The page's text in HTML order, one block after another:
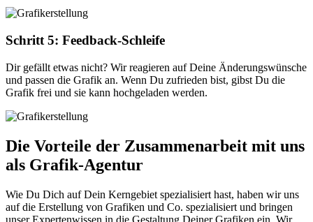
Schritt 5: Feedback-Schleife
Dir gefällt etwas nicht? Wir reagieren auf Deine Änderungswünsche
und passen die Grafik an. Wenn Du zufrieden bist, gibst Du die
Grafik frei und sie kann hochgeladen werden.
Die Vorteile der Zusammenarbeit mit uns
als Grafik-Agentur
Wie Du Dich auf Dein Kerngebiet spezialisiert hast, haben wir uns
auf die Erstellung von Grafiken und Co. spezialisiert und bringen
unser Expertenwissen in die Gestaltung Deiner Grafiken ein. Wir